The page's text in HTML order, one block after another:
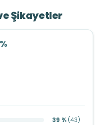
Şikayetler
39 % (43)